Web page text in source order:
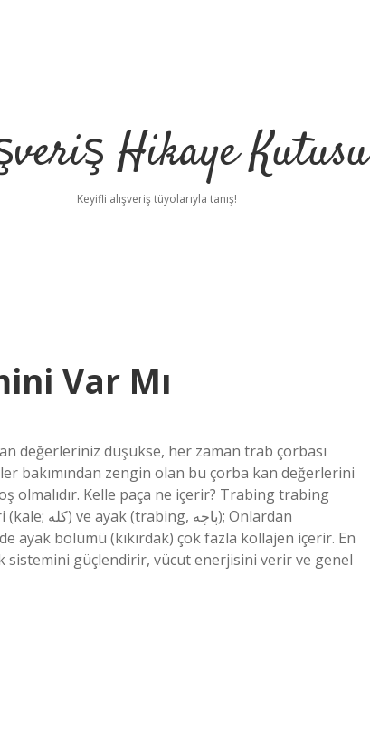
Hikaye Kutusu
Keyifli alışveriş tüyolarıyla tanış!
Var Mı
değerleriniz düşükse, her zaman trab çorbası
bakımından zengin olan bu çorba kan değerlerini
olmalıdır. Kelle paça ne içerir? Trabing trabing
ayak bölümü (kıkırdak) çok fazla kollajen içerir. En
sistemini güçlendirir, vücut enerjisini verir ve genel